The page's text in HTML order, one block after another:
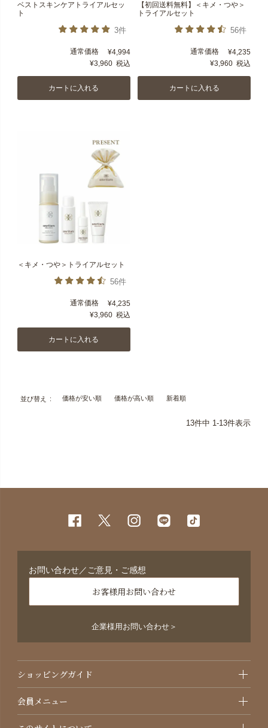
ベストスキンケアトライアルセッ
ト
3件
通常価格 ¥4,994
¥3,960 税込
カートに入れる
【初回送料無料】＜キメ・つや＞
トライアルセット
56件
通常価格 ¥4,235
¥3,960 税込
カートに入れる
＜キメ・つや＞トライアルセット
56件
通常価格 ¥4,235
¥3,960 税込
カートに入れる
並び替え 価格が安い順 価格が高い順 新着順
13件中 1-13件表示
お問い合わせ／ご意見・ご感想
お客様用お問い合わせ
企業様用お問い合わせ＞
ショッピングガイド
会員メニュー